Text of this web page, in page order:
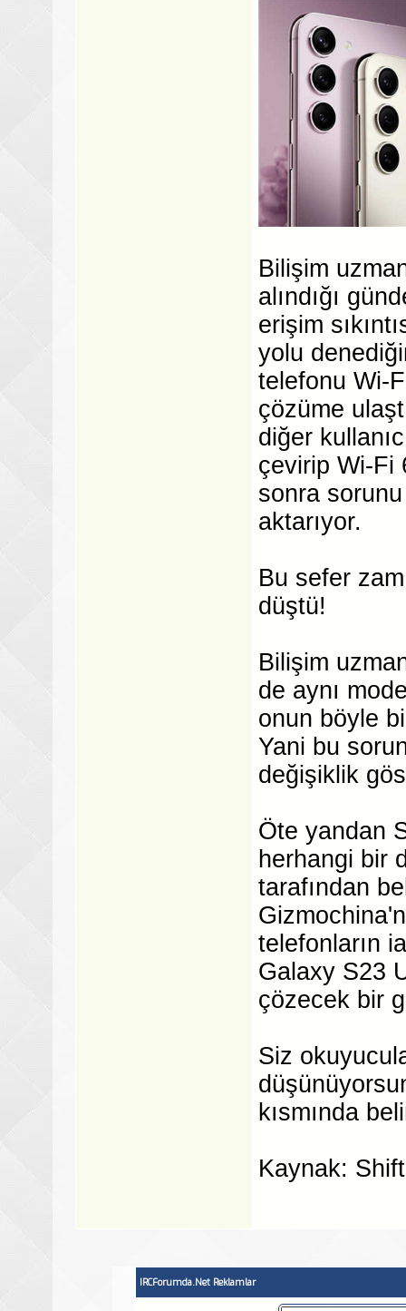
Bilişim
alındığı
erişim
yolu
telefonu Wi-
çözüme
diğer
çevirip Wi-Fi
sonra sorunu
aktarıyor.
Bu sefer
düştü!
Bilişim
de aynı
onun böyle
Yani bu
değişiklik
Öte yandan
herhangi bir
tarafından
telefonların
Galaxy S23
çözecek bir
Siz
kısmında
Kaynak:
IRCForumda.Net Reklamlar